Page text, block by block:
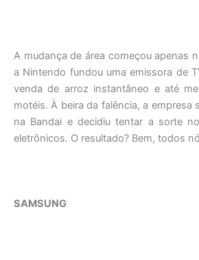
A mudança de área começou apenas
a Nintendo fundou uma emissora de
venda de arroz instantâneo e até
motéis. À beira da falência, a empresa
na Bandai e decidiu tentar a sorte
eletrônicos. O resultado? Bem, todos
SAMSUNG